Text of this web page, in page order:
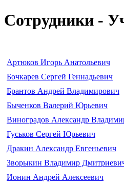
Сотрудники -
Артюков Игорь Анатольевич
Бочкарев Сергей Геннадьевич
Брантов Андрей Владимирович
Быченков Валерий Юрьевич
Виноградов Александр
Гуськов Сергей Юрьевич
Дракин Александр Евгеньевич
Зворыкин Владимир
Ионин Андрей Алексеевич